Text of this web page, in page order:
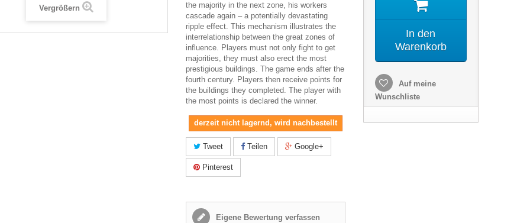
Vergrößern
the majority in the next zone, his workers
cascade again – a potentially devastating
ripple effect. This mechanism illustrates the
interrelationship between the great zones of
influence. Players must not only fight to get
majorities, they must also erect the most
prestigious buildings. The game ends after the
fourth century. Players then receive points for
the buildings they completed. The player with
the most points is declared the winner.
derzeit nicht lagernd, wird nachbestellt
Tweet Teilen Google+
Pinterest
Eigene Bewertung verfassen
In den
Warenkorb
Auf meine
Wunschliste